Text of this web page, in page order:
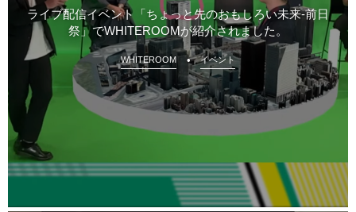
ライブ配信イベント「ちょっと先のおもしろい未来-前日
祭」でWHITEROOMが紹介されました。
WHITEROOM イベント